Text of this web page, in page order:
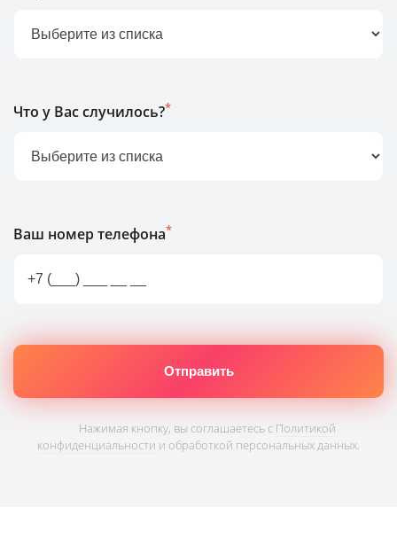
Что у Вас случилось?*
Ваш номер телефона*
Нажимая кнопку, вы соглашаетесь с Политикой
конфиденциальности и обработкой персональных данных.